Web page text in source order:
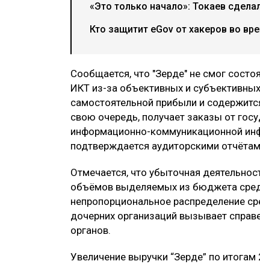
«Это только начало»: Токаев
Кто защитит eGov от хакеров во
Сообщается, что "Зерде" не смог
ИКТ из-за объективных и
самостоятельной прибыли и
свою очередь, получает заказы от
информационно-коммуникационной
подтверждается аудиторскими
Отмечается, что убыточная
объёмов выделяемых из бюджета
непропорциональное распределение
дочерних организаций вызывает
органов.
Увеличение выручки “Зерде” по